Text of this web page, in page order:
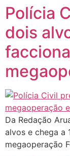
Polícia
dois
Da Redação
alvos e chega a
megaoperação